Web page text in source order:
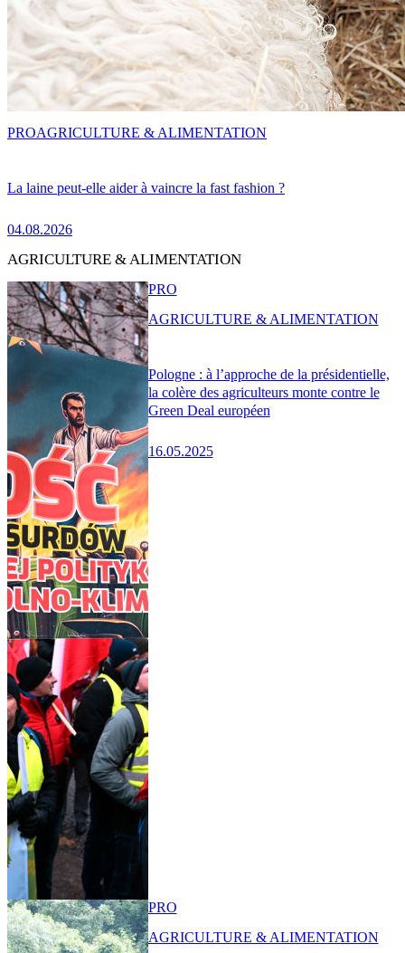
La laine peut-elle aider à vaincre la fast fashion ?
04.08.2026
PROAGRICULTURE & ALIMENTATION
AGRICULTURE & ALIMENTATION
Pologne : à l’approche de la présidentielle,
la colère des agriculteurs monte contre le
Green Deal européen
16.05.2025
PRO
AGRICULTURE & ALIMENTATION
PRO
AGRICULTURE & ALIMENTATION